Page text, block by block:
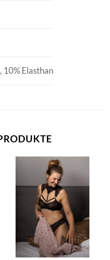
10% Elasthan